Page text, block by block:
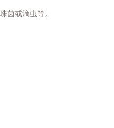
或滴虫等。